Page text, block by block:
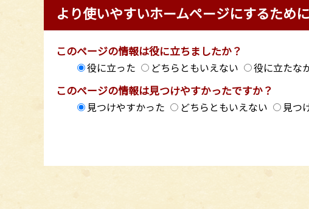
より使いやすいホームページにするため
このページの情報は役に立ちましたか？
役に立った どちらともいえない 役に立たな
このページの情報は見つけやすかったですか？
見つけやすかった どちらともいえない 見つ